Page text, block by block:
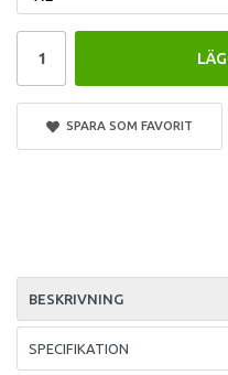
SPARA SOM FAVORIT
BESKRIVNING
SPECIFIKATION